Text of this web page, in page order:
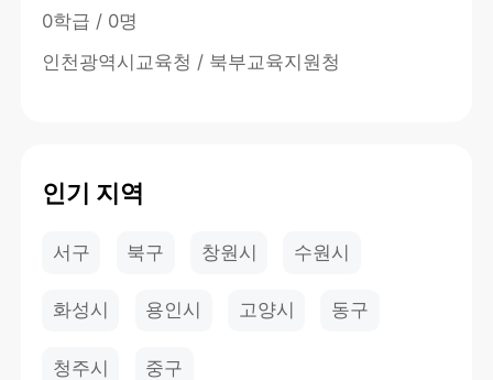
0학급 / 0명
인천광역시교육청 / 북부교육지원청
인기 지역
서구 북구 창원시 수원시
화성시 용인시 고양시 동구
청주시 중구